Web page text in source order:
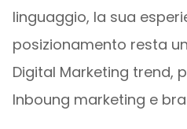
linguaggio, la sua
posizionamento resta
Digital Marketing trend,
Inboung marketing e